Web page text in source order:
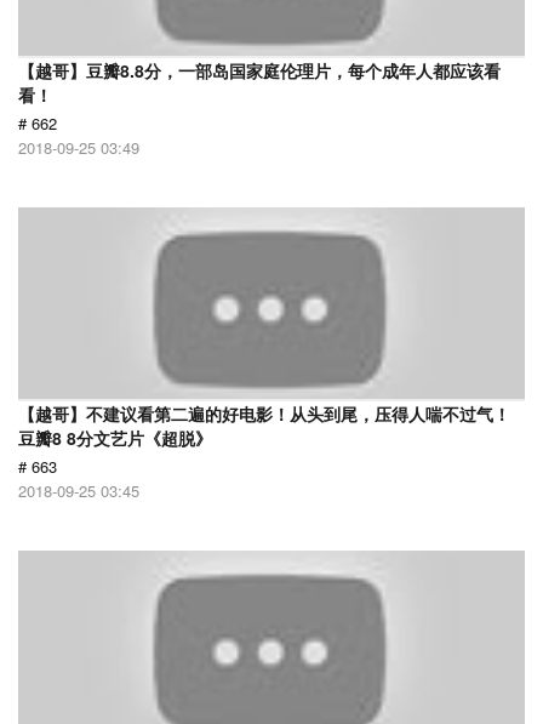
【越哥】豆瓣8.8分，一部岛国家庭伦理片，每个成年人都应该看
看！
# 662
2018-09-25 03:49
【越哥】不建议看第二遍的好电影！从头到尾，压得人喘不过气！
豆瓣8 8分文艺片《超脱》
# 663
2018-09-25 03:45